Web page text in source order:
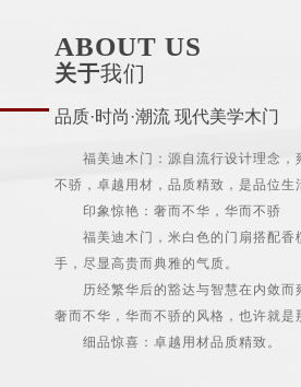
ABOUT US
关于我们
品质·时尚·潮流 现代美学木门
福美迪木门：源自流行设计理念，
不骄，卓越用材，品质精致，是品位生
印象惊艳：奢而不华，华而不骄
福美迪木门，米白色的门扇搭配香
手，尽显高贵而典雅的气质。
历经繁华后的豁达与智慧在内敛而
奢而不华，华而不骄的风格，也许就是
细品惊喜：卓越用材品质精致。